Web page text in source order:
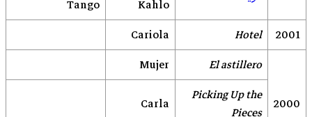
Kahlo
Tango
2001
Hotel
Cariola
2000
El astillero
Mujer
Picking Up the
Pieces
Carla